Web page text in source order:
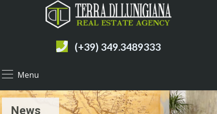
(+39) 349.3489333
Menu
News